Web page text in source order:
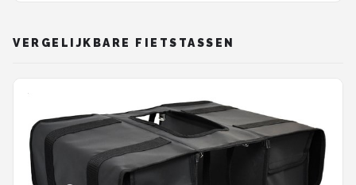
VERGELIJKBARE FIETSTASSEN